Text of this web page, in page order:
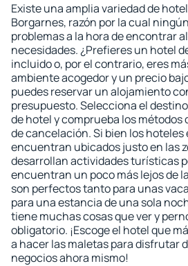
Existe una amplia variedad de
Borgarnes, razón por la cual
problemas a la hora de encontrar
necesidades. ¿Prefieres un hotel
incluido o, por el contrario, eres
ambiente acogedor y un precio
puedes reservar un alojamiento
presupuesto. Selecciona el
de hotel y comprueba los métodos
de cancelación. Si bien los hoteles
encuentran ubicados justo en las
desarrollan actividades turísticas
encuentran un poco más lejos de
son perfectos tanto para unas
para una estancia de una sola
tiene muchas cosas que ver y
obligatorio. ¡Escoge el hotel que
a hacer las maletas para disfrutar
negocios ahora mismo!